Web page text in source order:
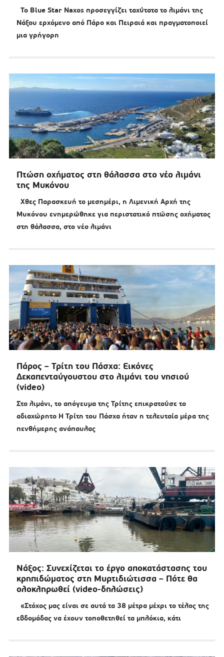
To Blue Star Naxos προσεγγίζει ταχύτατα το λιμάνι της
Νάξου ερχόμενο από Πάρο και Πειραιά και πραγματοποιεί
μια γρήγορη
Πτώση οχήματος στη θάλασσα στο νέο λιμάνι
της Μυκόνου
Χθες Παρασκευή το μεσημέρι, η Λιμενική Αρχή της
Μυκόνου ενημερώθηκε για περιστατικό πτώσης οχήματος
στη θάλασσα, στο νέο λιμάνι
Πάρος – Τρίτη του Πάσχα: Εικόνες
Δεκαπενταύγουστου στο λιμάνι του νησιού
(video)
Στο λιμάνι, το απόγευμα της Τρίτης επικρατούσε το
αδιαχώρητο H Τρίτη του Πάσχα ήταν η τελευταία μέρα της
πενθήμερης ανάπαυλας
Νάξος: Συνεχίζεται το έργο αποκατάστασης του
κρηπιδώματος στη Μυρτιδιώτισσα – Πότε θα
ολοκληρωθεί (video-δηλώσεις)
«Στόχος μας είναι σε αυτά τα 38 μέτρα μέχρι το τέλος της
εβδομάδας να έχουν τοποθετηθεί τα μπλόκια, κάτι